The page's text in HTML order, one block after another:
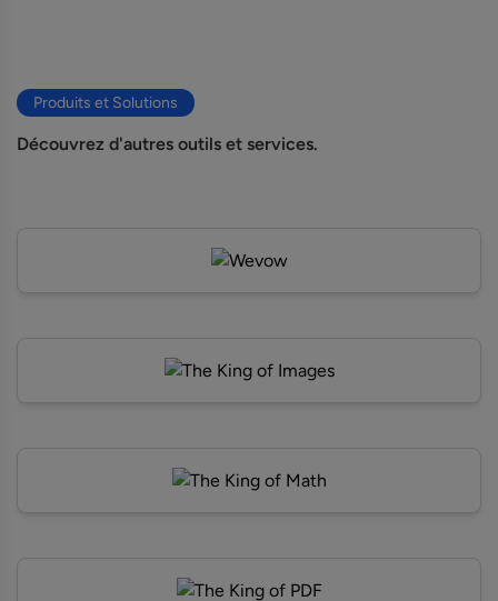
Produits et Solutions
Découvrez d'autres outils et services.